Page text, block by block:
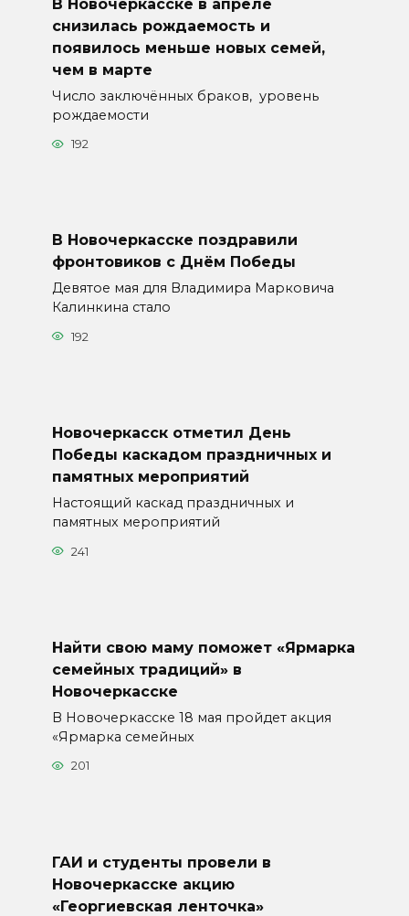
снизилась рождаемость и
появилось меньше новых семей,
чем в марте
Число заключённых браков, уровень
рождаемости
192
В Новочеркасске поздравили
фронтовиков с Днём Победы
Девятое мая для Владимира Марковича
Калинкина стало
192
Новочеркасск отметил День
Победы каскадом праздничных и
памятных мероприятий
Настоящий каскад праздничных и
памятных мероприятий
241
Найти свою маму поможет «Ярмарка
семейных традиций» в
Новочеркасске
В Новочеркасске 18 мая пройдет акция
«Ярмарка семейных
201
ГАИ и студенты провели в
Новочеркасске акцию
«Георгиевская ленточка»